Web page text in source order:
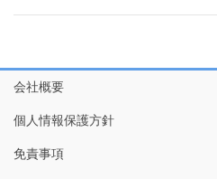
会社概要
個人情報保護方針
免責事項